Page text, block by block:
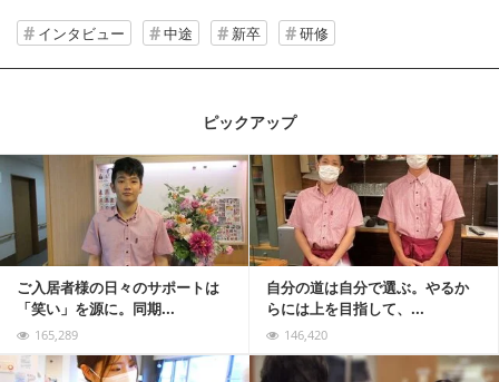
インタビュー 中途 新卒 研修
ピックアップ
ご入居者様の日々のサポートは
「笑い」を源に。同期...
165,289
自分の道は自分で選ぶ。やるか
らには上を目指して、...
146,420
記事を読む
記事を読む